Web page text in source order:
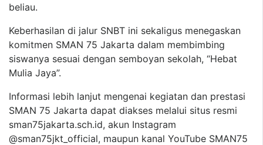
beliau.
Keberhasilan di jalur SNBT ini sekaligus menegaskan
komitmen SMAN 75 Jakarta dalam membimbing
siswanya sesuai dengan semboyan sekolah, “Hebat
Mulia Jaya”.
Informasi lebih lanjut mengenai kegiatan dan prestasi
SMAN 75 Jakarta dapat diakses melalui situs resmi
sman75jakarta.sch.id, akun Instagram
@sman75jkt_official, maupun kanal YouTube SMAN75